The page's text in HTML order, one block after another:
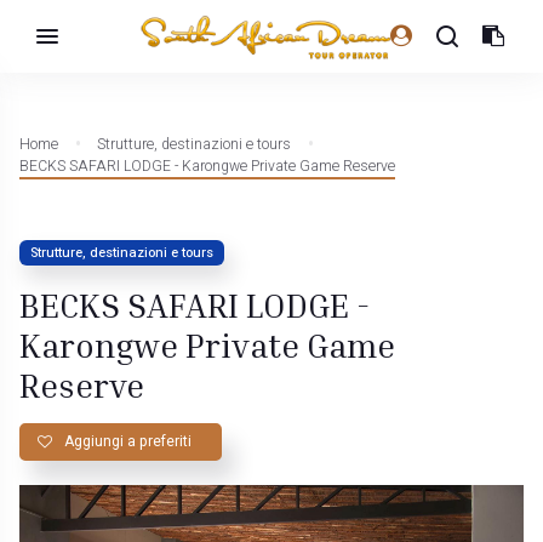
Home
Strutture, destinazioni e tours
BECKS SAFARI LODGE - Karongwe Private Game Reserve
Strutture, destinazioni e tours
BECKS SAFARI LODGE -
Karongwe Private Game
Reserve
Aggiungi a preferiti